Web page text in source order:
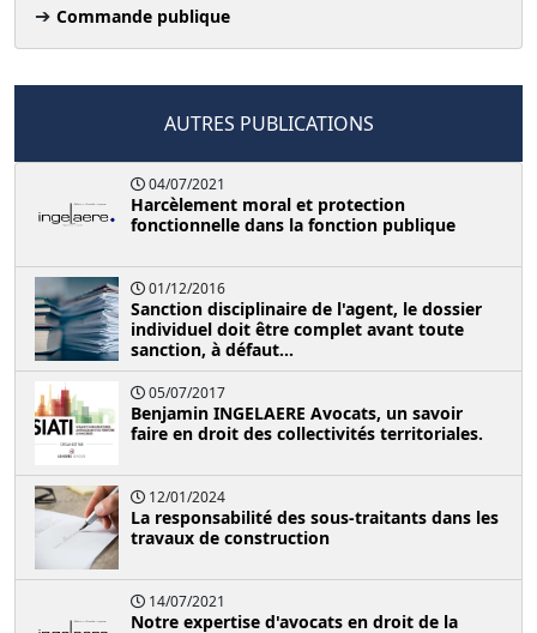
Commande publique
AUTRES PUBLICATIONS
04/07/2021
Harcèlement moral et protection
fonctionnelle dans la fonction publique
01/12/2016
Sanction disciplinaire de l'agent, le dossier
individuel doit être complet avant toute
sanction, à défaut...
05/07/2017
Benjamin INGELAERE Avocats, un savoir
faire en droit des collectivités territoriales.
12/01/2024
La responsabilité des sous-traitants dans les
travaux de construction
14/07/2021
Notre expertise d'avocats en droit de la